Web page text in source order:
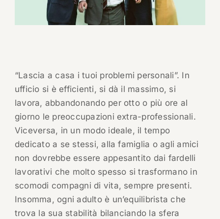
“Lascia a casa i tuoi problemi personali”. In
ufficio si è efficienti, si dà il massimo, si
lavora, abbandonando per otto o più ore al
giorno le preoccupazioni extra-professionali.
Viceversa, in un modo ideale, il tempo
dedicato a se stessi, alla famiglia o agli amici
non dovrebbe essere appesantito dai fardelli
lavorativi che molto spesso si trasformano in
scomodi compagni di vita, sempre presenti.
Insomma, ogni adulto è un’equilibrista che
trova la sua stabilità bilanciando la sfera